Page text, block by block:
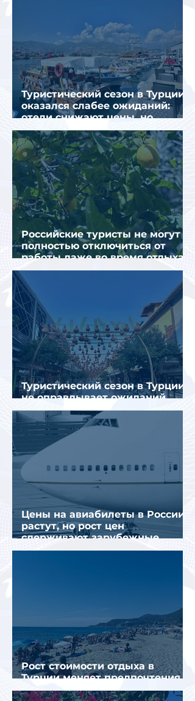
Туристический сезон в Турции
оказался слабее ожиданий:
отели снижают цены, но
загрузка остается низкой
Российские туристы не могут
полностью отключиться от
работы даже во время отдыха
в Турции
Туристический сезон в Турции
не оправдывает ожиданий
отрасли
Цены на авиабилеты в России
растут, но рост цен
сдерживают зарубежные
конкуренты
Рост стоимости отдыха в
Турции меняет предпочтения
туристов